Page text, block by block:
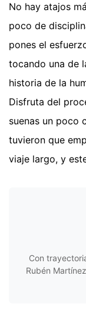
No hay atajos
poco de
pones el
tocando una de
historia de la
Disfruta del
suenas un poco
tuvieron que
viaje largo, y
Con
Rubén